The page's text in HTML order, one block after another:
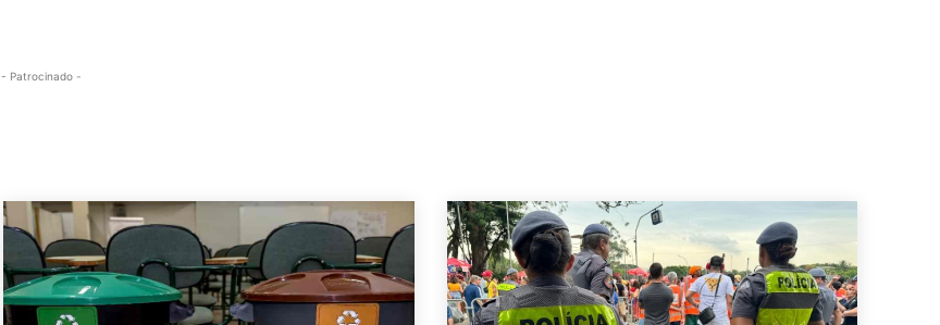
- Patrocinado -